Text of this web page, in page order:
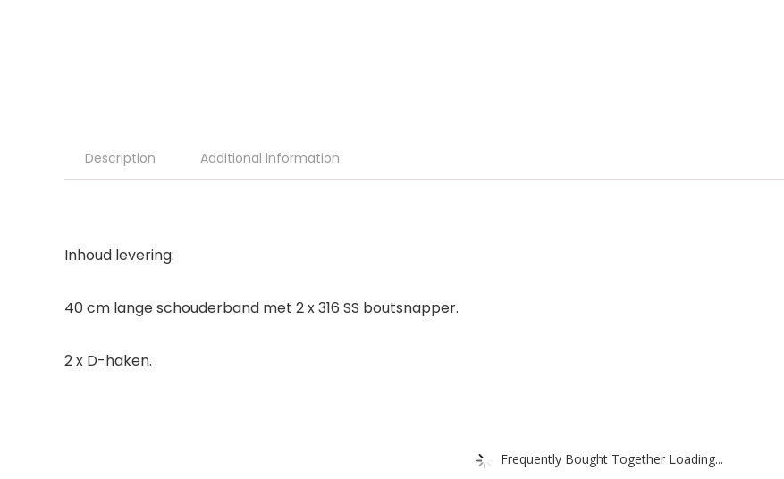
Description Additional information
Inhoud levering:
40 cm lange schouderband met 2 x 316 SS boutsnapper.
2 x D-haken.
Frequently Bought Together Loading...